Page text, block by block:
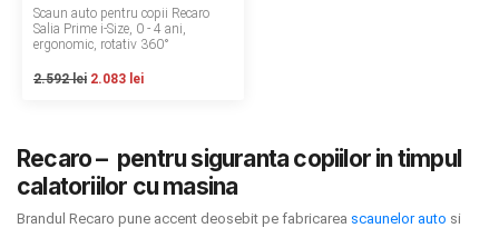
CASA SI CURATENIE
INGRIJIRE PERSONALA
Informatii companie
Scaun auto pentru copii Recaro
Salia Prime i-Size, 0 - 4 ani,
ergonomic, rotativ 360°
2.592 lei 2.083 lei
Recaro – pentru siguranta copiilor in timpul
calatoriilor cu masina
Brandul Recaro pune accent deosebit pe fabricarea scaunelor auto si